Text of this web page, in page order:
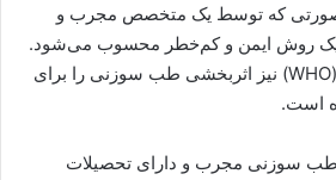
که توسط یک متخصص مجرب و
یک روش ایمن و کم‌خطر محسوب می‌شود.
سازمان جهانی بهداشت (WHO) نیز اثربخشی طب سوزنی را برای
است.
سوزنی مجرب و دارای تحصیلات